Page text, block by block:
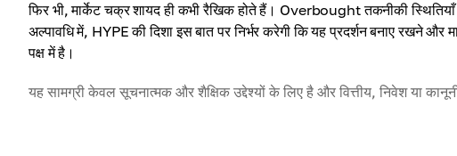
फिर भी, मार्केट चक्र शायद ही कभी रैखिक होते हैं। Overbought तकनीकी
अल्पावधि में, HYPE की दिशा इस बात पर निर्भर करेगी कि यह प्रदर्शन बनाए
पक्ष में है।
यह सामग्री केवल सूचनात्मक और शैक्षिक उद्देश्यों के लिए है और वित्तीय, निवेश या